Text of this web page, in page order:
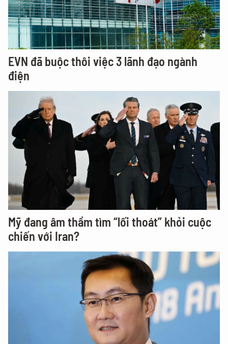
EVN đã buộc thôi việc 3 lãnh đạo ngành
điện
Mỹ đang âm thầm tìm “lối thoát” khỏi cuộc
chiến với Iran?